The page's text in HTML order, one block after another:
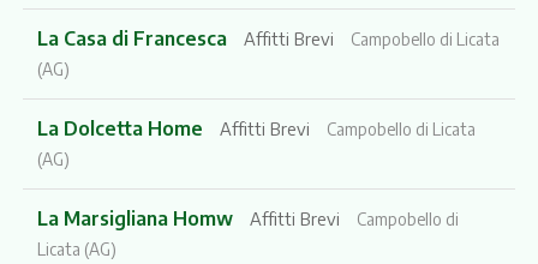
La Casa di Francesca Affitti Brevi
Campobello di Licata
(AG)
La Dolcetta Home Affitti Brevi
Campobello di Licata
(AG)
La Marsigliana Homw Affitti Brevi
Campobello di
Licata (AG)